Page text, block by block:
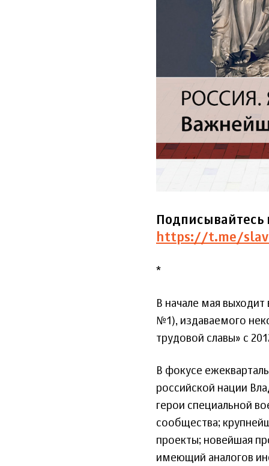
Подписывайтесь
https://t.me/
*
В начале мая
№1), издаваемого
трудовой славы» с
В фокусе
российской нации
герои специальной
сообщества;
проекты; новейшая
имеющий аналогов